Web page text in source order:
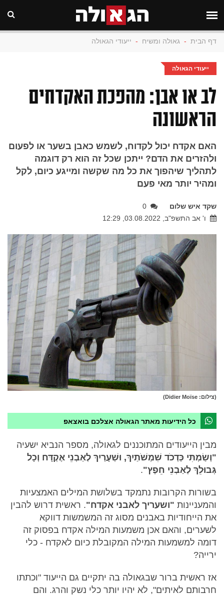
דף הבית - גאולה ומשיח - ייעודי הגאולה
ייעודי הגאולה
לב או אבן: מהפכת האקדחים
הראשונה
האם אקדח יכול לקדוח, לשמש כאבן בשער או לפעום
ולהזרים את הדם? ייתכן שכל זה הוא רק דוגמה
לתהליך שיהפוך את כל מה שקשה ומייגע כיום, לקל
ומהיר יותר מאי פעם
שקד איש שלום
0
ו' אב התשפ"ב, 03.08.2022, 12:29
(צילום: Didier Moïse)
כל הידיעות מאתר הגאולה אצלכם בואצאפ
מבין הייעודים המתוכננים לגאולה, מספר הנביא ישעיה
"וְשַׂמְתִּי כַּדְכֹד שִׁמְשֹׁתַיִךְ, וּשְׁעָרַיִךְ לְאַבְנֵי אֶקְדָּח וְכָל
גְּבוּלֵךְ לְאַבְנֵי חֵפֶץ".
בשורות הקרובות נתמקד בשלושת המילים האמצעיות
והמעניינות "ושעריך לאבני אקדח". ראשית דרוש להבין
את הייחודיות באבנים מסוג זה המשמשות דווקא
לשערים, והאם אכן משמעות המילה אקדח בפסוק זה
דומה למשמעות המילה המקובלת כיום לאקדח - כלי
ירייה?
אז ראשית ברור שבגאולה בה יתקיים גם הייעוד "וכתתו
חרבותם לאיתים", לא יהיו יותר כלי נשק והרג. והם